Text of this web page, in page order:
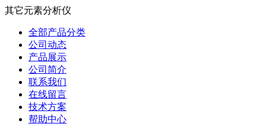
其它元素分析仪
全部产品分类
公司动态
产品展示
公司简介
联系我们
在线留言
技术方案
帮助中心